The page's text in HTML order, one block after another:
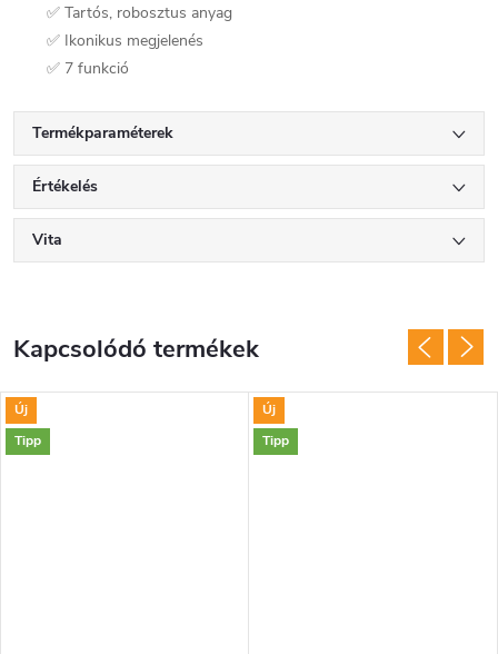
✅ Tartós, robosztus anyag
✅ Ikonikus megjelenés
✅ 7 funkció
Termékparaméterek
Értékelés
Vita
Kapcsolódó termékek
Új
Tipp
Új
Tipp